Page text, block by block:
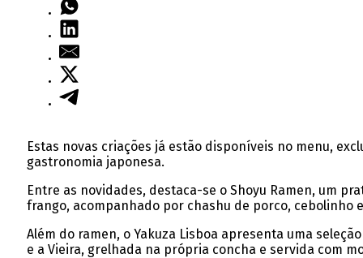
Estas novas criações já estão disponíveis no menu,
gastronomia japonesa.
Entre as novidades, destaca-se o Shoyu Ramen, um
frango, acompanhado por chashu de porco,
Além do ramen, o Yakuza Lisboa apresenta uma
e a Vieira, grelhada na própria concha e servida com